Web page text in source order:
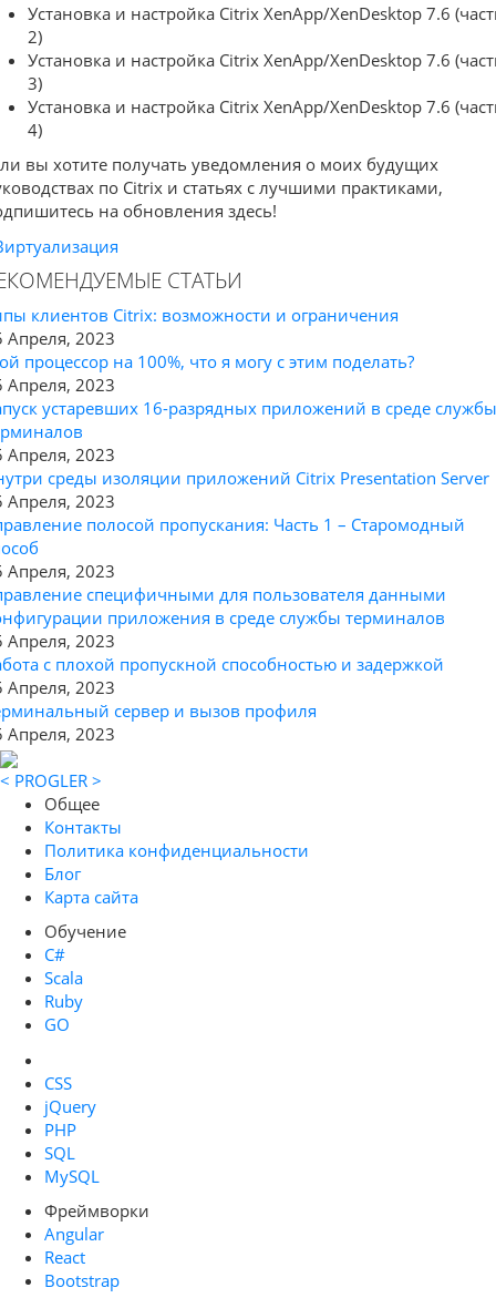
Установка и настройка Citrix XenApp/XenDesktop 7.6
2)
Установка и настройка Citrix XenApp/XenDesktop 7.6
3)
Установка и настройка Citrix XenApp/XenDesktop 7.6
4)
вы хотите получать уведомления о моих будущих
по Citrix и статьях с лучшими практиками,
на обновления здесь!
СТАТЬИ
клиентов Citrix: возможности и ограничения
Апреля, 2023
процессор на 100%, что я могу с этим поделать?
Апреля, 2023
устаревших 16-разрядных приложений в среде службы
Апреля, 2023
среды изоляции приложений Citrix Presentation Server
Апреля, 2023
полосой пропускания: Часть 1 – Старомодный
Апреля, 2023
специфичными для пользователя данными
приложения в среде службы терминалов
Апреля, 2023
с плохой пропускной способностью и задержкой
Апреля, 2023
сервер и вызов профиля
Апреля, 2023
< PROGLER >
Общее
Контакты
Политика конфиденциальности
Блог
Карта сайта
Обучение
C#
Scala
Ruby
GO
CSS
jQuery
PHP
SQL
MySQL
Фреймворки
Angular
React
Bootstrap